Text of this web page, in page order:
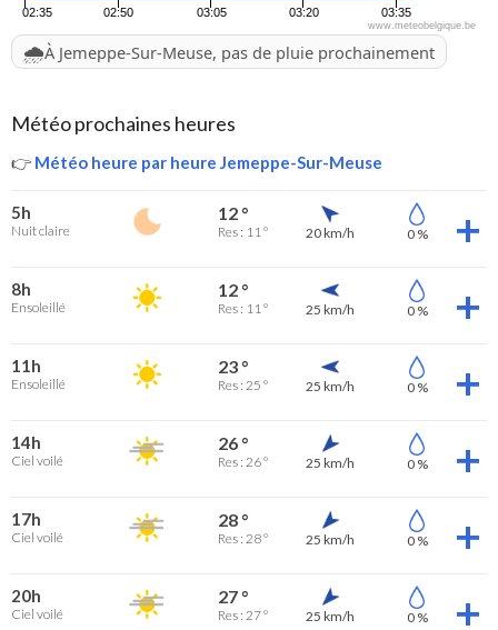
02:35 02:50 03:05 03:20 03:35
www.meteobelgique.be
🌧️À Jemeppe-Sur-Meuse, pas de pluie prochainement
Météo prochaines heures
👉 Météo heure par heure Jemeppe-Sur-Meuse
5h
Nuit claire
12 °
Res : 11 ° 20 km/h 0 %
8h
Ensoleillé
12 °
Res : 11 ° 25 km/h 0 %
11h
Ensoleillé
23 °
Res : 25 ° 25 km/h 0 %
14h
Ciel voilé
26 °
Res : 26 ° 25 km/h 0 %
17h
Ciel voilé
28 °
Res : 28 ° 25 km/h 0 %
20h
Ciel voilé
27 °
Res : 27 ° 25 km/h 0 %